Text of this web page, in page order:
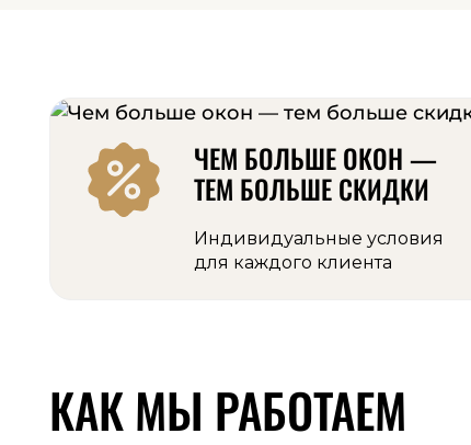
ЧЕМ БОЛЬШЕ ОКОН —
ТЕМ БОЛЬШЕ СКИДКИ
Индивидуальные условия
для каждого клиента
КАК МЫ РАБОТАЕМ